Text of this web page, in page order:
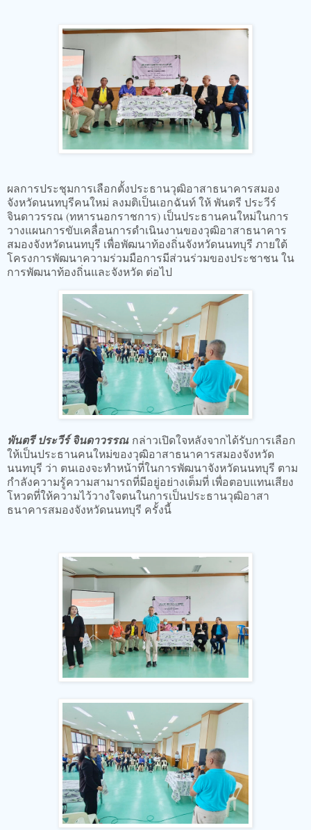
ผลการประชุมการเลือกตั้งประธานวุฒิอาสาธนาคารสมอง
จังหวัดนนทบุรีคนใหม่ ลงมติเป็นเอกฉันท์ ให้ พันตรี ประวีร์
จินดาวรรณ (ทหารนอกราชการ) เป็นประธานคนใหม่ในการ
วางแผนการขับเคลื่อนการดำเนินงานของวุฒิอาสาธนาคาร
สมองจังหวัดนนทบุรี เพื่อพัฒนาท้องถิ่นจังหวัดนนทบุรี ภายใต้
โครงการพัฒนาความร่วมมือการมีส่วนร่วมของประชาชน ใน
การพัฒนาท้องถิ่นและจังหวัด ต่อไป
พันตรี ประวีร์ จินดาวรรณกล่าวเปิดใจหลังจากได้รับการเลือก
ให้เป็นประธานคนใหม่ของวุฒิอาสาธนาคารสมองจังหวัด
นนทบุรี ว่า ตนเองจะทำหน้าที่ในการพัฒนาจังหวัดนนทบุรี ตาม
กำลังความรู้ความสามารถที่มีอยู่อย่างเต็มที่ เพื่อตอบแทนเสียง
โหวดที่ให้ความไว้วางใจตนในการเป็นประธานวุฒิอาสา
ธนาคารสมองจังหวัดนนทบุรี ครั้งนี้